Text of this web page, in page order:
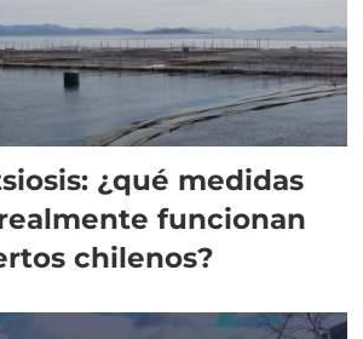
¿qué medidas
funcionan
chilenos?